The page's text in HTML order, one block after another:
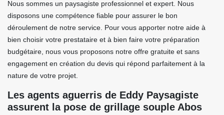
Nous sommes un paysagiste professionnel et expert. Nous
disposons une compétence fiable pour assurer le bon
déroulement de notre service. Pour vous apporter notre aide à
bien choisir votre prestataire et à bien faire votre préparation
budgétaire, nous vous proposons notre offre gratuite et sans
engagement en création du devis qui répond parfaitement à la
nature de votre projet.
Les agents aguerris de Eddy Paysagiste
assurent la pose de grillage souple Abos